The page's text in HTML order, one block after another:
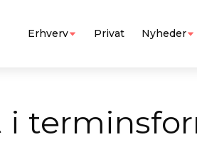
Erhverv Privat Nyheder
i